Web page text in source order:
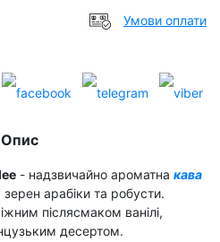
Умови оплати
Опис
- надзвичайно ароматна кава
арабіки та робусти.
післясмаком ванілі,
десертом.